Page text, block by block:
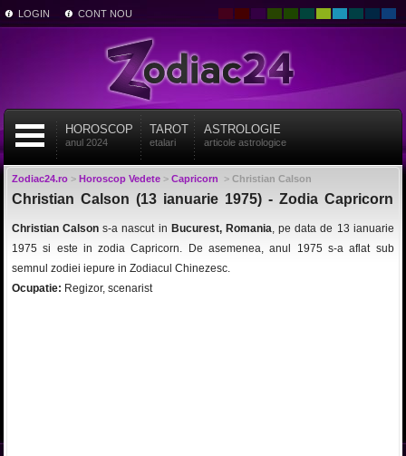
LOGIN CONT NOU
HOROSCOP
anul 2024
TAROT
etalari
ASTROLOGIE
articole astrologice
Zodiac24.ro> Horoscop Vedete> Capricorn > Christian Calson
Christian Calson (13 ianuarie 1975) - Zodia Capricorn
Christian Calson s-a nascut in Bucurest, Romania, pe data de 13 ianuarie
1975 si este in zodia Capricorn. De asemenea, anul 1975 s-a aflat sub
semnul zodiei iepure in Zodiacul Chinezesc.
Ocupatie: Regizor, scenarist